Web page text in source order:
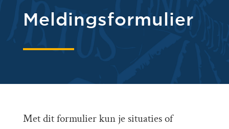
Meldingsformulier
Met dit formulier kun je situaties of